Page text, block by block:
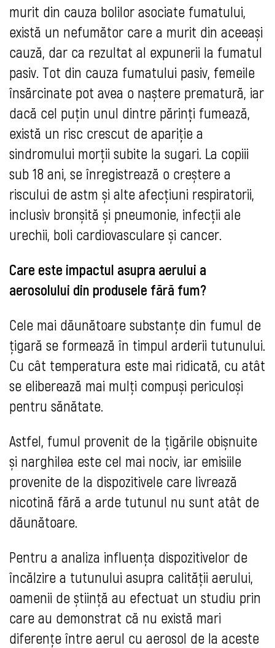
murit din cauza bolilor asociate fumatului,
există un nefumător care a murit din aceeași
cauză, dar ca rezultat al expunerii la fumatul
pasiv. Tot din cauza fumatului pasiv, femeile
însărcinate pot avea o naștere prematură, iar
dacă cel puțin unul dintre părinți fumează,
există un risc crescut de apariție a
sindromului morții subite la sugari. La copiii
sub 18 ani, se înregistrează o creștere a
riscului de astm și alte afecțiuni respiratorii,
inclusiv bronșită și pneumonie, infecții ale
urechii, boli cardiovasculare și cancer.
Care este impactul asupra aerului a
aerosolului din produsele fără fum?
Cele mai dăunătoare substanțe din fumul de
țigară se formează în timpul arderii tutunului.
Cu cât temperatura este mai ridicată, cu atât
se eliberează mai mulți compuși periculoși
pentru sănătate.
Astfel, fumul provenit de la țigările obișnuite
și narghilea este cel mai nociv, iar emisiile
provenite de la dispozitivele care livrează
nicotină fără a arde tutunul nu sunt atât de
dăunătoare.
Pentru a analiza influența dispozitivelor de
încălzire a tutunului asupra calității aerului,
oamenii de știință au efectuat un studiu prin
care au demonstrat că nu există mari
diferențe între aerul cu aerosol de la aceste